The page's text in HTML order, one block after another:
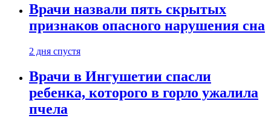
Врачи назвали пять скрытых
признаков опасного нарушения сна
2 дня спустя
Врачи в Ингушетии спасли
ребенка, которого в горло ужалила
пчела